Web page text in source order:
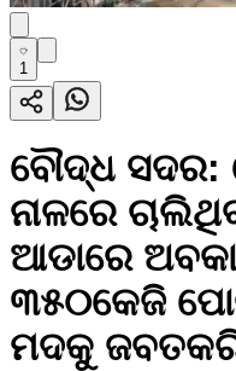
1
ବୌଦ୍ଧ ସଦର:
ନାଳରେ
ଆଡାରେ
୩୫୦କେଜି
ମଦକୁ